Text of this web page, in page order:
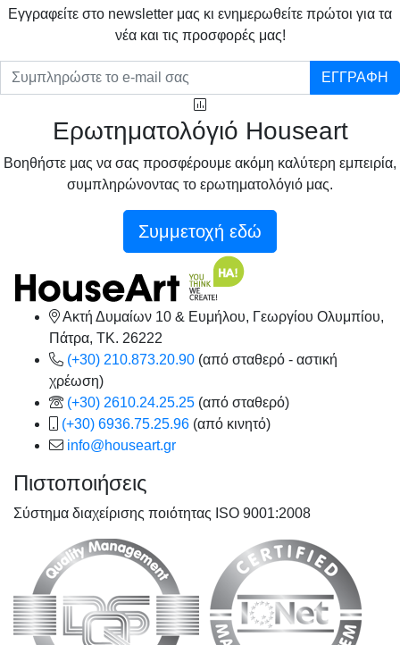
Eγγραφείτε στο newsletter μας κι ενημερωθείτε πρώτοι για τα
νέα και τις προσφορές μας!
ΕΓΓΡΑΦΗ
Ερωτηματολόγιό Houseart
Βοηθήστε μας να σας προσφέρουμε ακόμη καλύτερη εμπειρία,
συμπληρώνοντας το ερωτηματολόγιό μας.
Συμμετοχή εδώ
Ακτή Δυμαίων 10 & Ευμήλου, Γεωργίου Ολυμπίου,
Πάτρα, TK. 26222
(+30) 210.873.20.90 (από σταθερό - αστική
χρέωση)
(+30) 2610.24.25.25 (από σταθερό)
(+30) 6936.75.25.96 (από κινητό)
info@houseart.gr
Πιστοποιήσεις
Σύστημα διαχείρισης ποιότητας ISO 9001:2008